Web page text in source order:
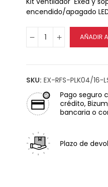
encendido/apagado
AÑADIR
SKU: EX-RFS-PLK04/16-
Pago seguro
crédito,
bancaria o
Plazo de